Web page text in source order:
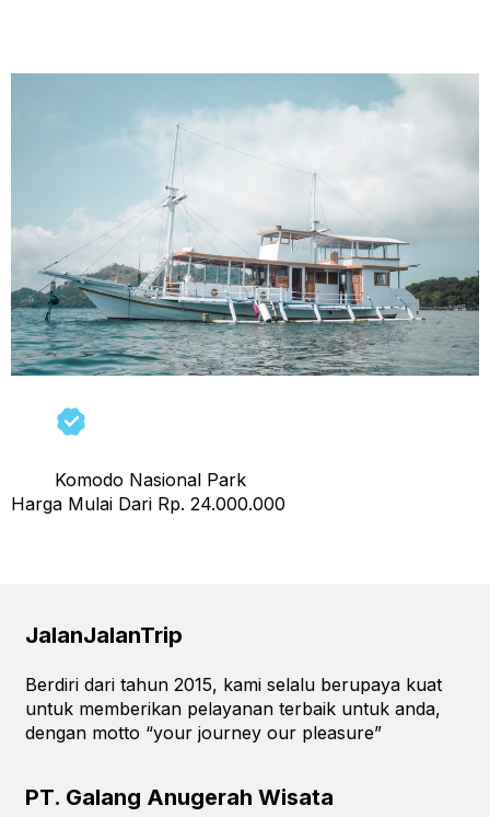
Komodo Nasional Park
Harga Mulai Dari Rp. 24.000.000
JalanJalanTrip
Berdiri dari tahun 2015, kami selalu berupaya kuat
untuk memberikan pelayanan terbaik untuk anda,
dengan motto “your journey our pleasure”
PT. Galang Anugerah Wisata